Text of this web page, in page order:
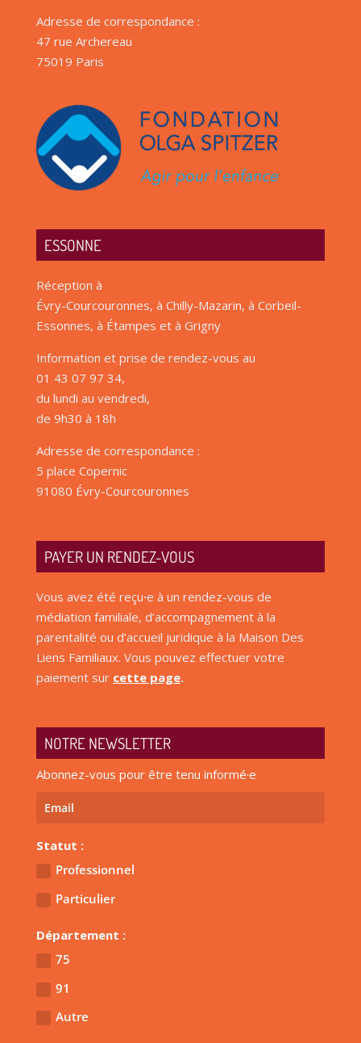
Adresse de correspondance :
47 rue Archereau
75019 Paris
ESSONNE
Réception à
Évry-Courcouronnes, à Chilly-Mazarin, à Corbeil-
Essonnes, à Étampes et à Grigny
Information et prise de rendez-vous au
01 43 07 97 34,
du lundi au vendredi,
de 9h30 à 18h
Adresse de correspondance :
5 place Copernic
91080 Évry-Courcouronnes
PAYER UN RENDEZ-VOUS
Vous avez été reçu·e à un rendez-vous de
médiation familiale, d’accompagnement à la
parentalité ou d’accueil juridique à la Maison Des
Liens Familiaux. Vous pouvez effectuer votre
paiement sur cette page.
NOTRE NEWSLETTER
Abonnez-vous pour être tenu informé·e
Statut :
Professionnel
Particulier
Département :
75
91
Autre